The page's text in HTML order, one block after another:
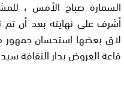
السمارة صباح الأمس ،
أشرف على نهايته بعد أن تم
لاق بعضها استحسان جمهور
قاعة العروض بدار الثقافة